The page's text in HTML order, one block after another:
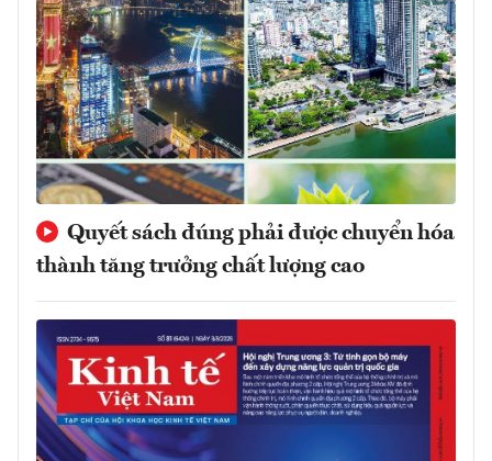
Quyết sách đúng phải được chuyển hóa
thành tăng trưởng chất lượng cao